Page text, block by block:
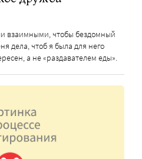
взаимными, чтобы бездомный
дела, чтоб я была для него
а не «раздавателем еды».